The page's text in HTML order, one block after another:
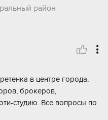
район
в центре города,
брокеров,
студию. Все вопросы по